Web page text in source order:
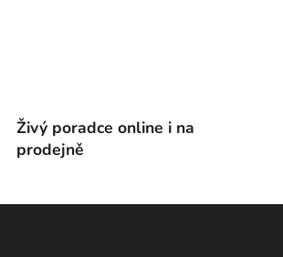
Živý poradce online i na
prodejně